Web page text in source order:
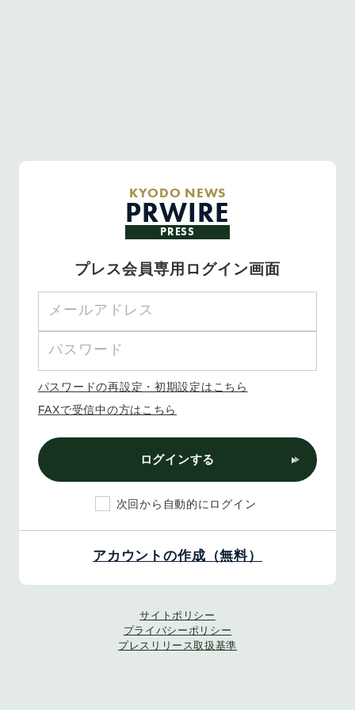
KYODO NEWS
PRWIRE
PRESS
プレス会員専用ログイン画面
パスワードの再設定・初期設定はこちら
FAXで受信中の方はこちら
ログインする
次回から自動的にログイン
アカウントの作成（無料）
サイトポリシー
プライバシーポリシー
プレスリリース取扱基準